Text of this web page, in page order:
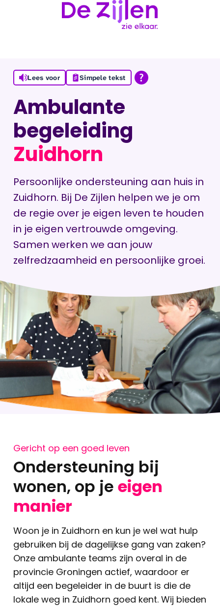
Lees voor Simpele tekst
Ambulante
begeleiding
Zuidhorn
Persoonlijke ondersteuning aan huis in
Zuidhorn. Bij De Zijlen helpen we je om
de regie over je eigen leven te houden
in je eigen vertrouwde omgeving.
Samen werken we aan jouw
zelfredzaamheid en persoonlijke groei.
Gericht op een goed leven
Ondersteuning bij
wonen, op je eigen
manier
Woon je in Zuidhorn en kun je wel wat hulp
gebruiken bij de dagelijkse gang van zaken?
Onze ambulante teams zijn overal in de
provincie Groningen actief, waardoor er
altijd een begeleider in de buurt is die de
lokale weg in Zuidhorn goed kent. Wij bieden